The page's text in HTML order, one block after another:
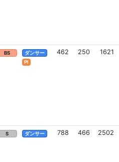
BS
ダンサー
Pl
462 250 1621
S ダンサー 788 466 2502